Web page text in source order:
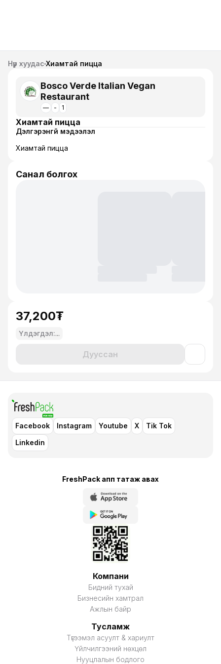
Нүүр хуудас Хиамтай пицца
Bosco Verde Italian Vegan
Restaurant
— - 1
Хиамтай пицца
Дэлгэрэнгүй мэдээлэл
Хиамтай пицца
Санал болгох
37,200₮
Үлдэгдэл:...
Дууссан
Facebook Instagram Youtube X
Tik Tok
Linkedin
FreshPack апп татаж авaх
Компани
Бидний тухай
Бизнесийн хамтрал
Ажлын байр
Тусламж
Түгээмэл асуулт & хариулт
Үйлчилгээний нөхцөл
Нууцлалын бодлого